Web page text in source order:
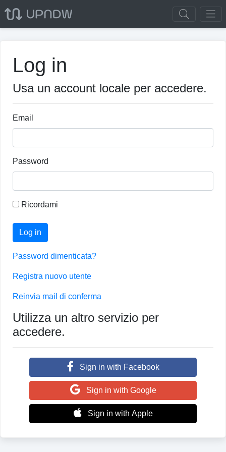
Log in
Usa un account locale per accedere.
Email
Password
Ricordami
Log in
Password dimenticata?
Registra nuovo utente
Reinvia mail di conferma
Utilizza un altro servizio per
accedere.
Sign in with Facebook
Sign in with Google
Sign in with Apple